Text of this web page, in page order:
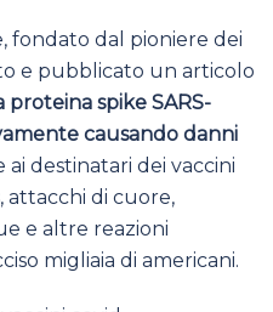
fondato dal pioniere dei
e pubblicato un articolo
proteina spike SARS-
causando danni
ai destinatari dei vaccini
attacchi di cuore,
e altre reazioni
migliaia di americani.